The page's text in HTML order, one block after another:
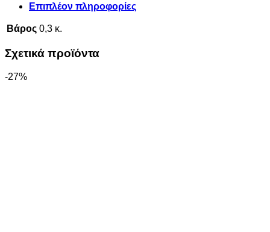
Επιπλέον πληροφορίες
Βάρος 0,3 κ.
Σχετικά προϊόντα
-27%